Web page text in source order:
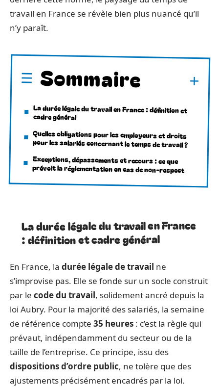
travail en France se révèle bien plus nuancé qu’il
n’y paraît.
Sommaire
La durée légale du travail en France : définition et
cadre général
Quelles obligations pour les employeurs et droits
pour les salariés concernant le temps de travail ?
Exceptions, dépassements et recours : ce que
prévoit la réglementation en cas de non-respect
La durée légale du travail en France
: définition et cadre général
En France, la durée légale de travail ne
s’improvise pas. Elle se fonde sur un socle construit
par le code du travail, solidement ancré depuis la
loi Aubry. Pour la majorité des salariés, la semaine
de référence compte 35 heures : c’est la règle qui
prévaut, indépendamment du secteur ou de la
taille de l’entreprise. Ce principe, issu des
dispositions d’ordre public, ne tolère que des
ajustements précisément encadrés par la loi.